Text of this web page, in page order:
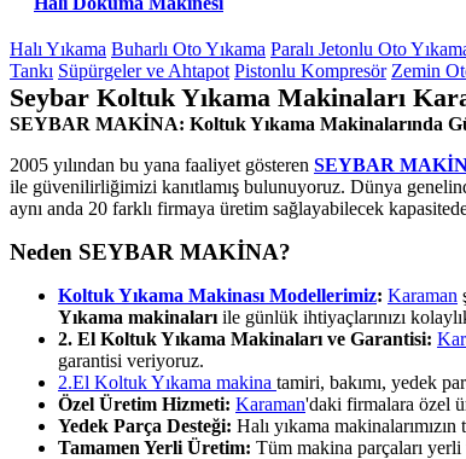
Halı Yıkama Buharlı Oto Yıkama Paralı Jetonlu Oto
Tankı Süpürgeler ve Ahtapot Pistonlu Kompresör Zemin
Seybar Koltuk Yıkama Makinaları
SEYBAR MAKİNA: Koltuk Yıkama Makinalarında
2005 yılından bu yana faaliyet gösteren SEYBAR
ile güvenilirliğimizi kanıtlamış bulunuyoruz. Dünya
aynı anda 20 farklı firmaya üretim sağlayabilecek
Neden SEYBAR MAKİNA?
Koltuk Yıkama Makinası Modellerimiz: Karaman
Yıkama makinaları ile günlük ihtiyaçlarınızı
2. El Koltuk Yıkama Makinaları ve Garantisi:
garantisi veriyoruz.
2.El Koltuk Yıkama makina tamiri, bakımı, yedek
Özel Üretim Hizmeti: Karaman'daki firmalara özel
Yedek Parça Desteği: Halı yıkama
Tamamen Yerli Üretim: Tüm makina parçaları